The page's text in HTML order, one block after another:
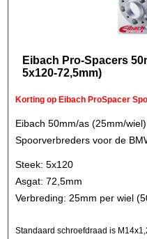
Eibach Pro-Spacers
5x120-72,5mm)
Korting op Eibach ProSpacer
Eibach 50mm/as (25mm/
Spoorverbreders voor de
Steek: 5x120
Asgat: 72,5mm
Verbreding: 25mm per wiel
Standaard schroefdraad is